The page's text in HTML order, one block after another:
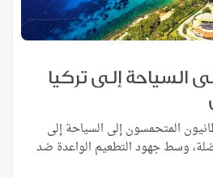
السياحة إلى تركيا
المتحمسون إلى السياحة إلى
وسط جهود التطعيم الواعدة ضد